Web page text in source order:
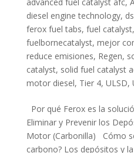
diesel engine technology,
ferox fuel tabs, fuel catalyst,
fuelbornecatalyst, mejor
reduce emisiones, Regen,
catalyst, solid fuel catalyst
motor diesel, Tier 4, ULSD,
Por qué Ferox es la
Eliminar y Prevenir los
Motor (Carbonilla) Cómo
carbono? Los depósitos y